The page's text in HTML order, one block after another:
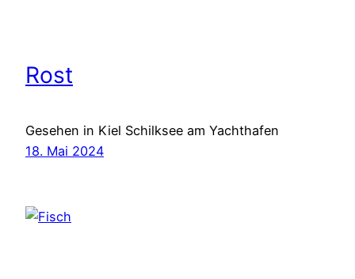
Rost
Gesehen in Kiel Schilksee am Yachthafen
18. Mai 2024